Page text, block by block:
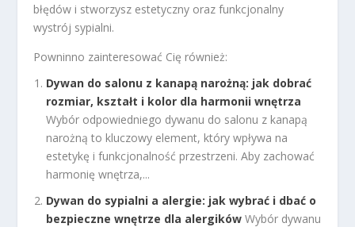
błędów i stworzysz estetyczny oraz funkcjonalny
wystrój sypialni.
Powninno zainteresować Cię również:
Dywan do salonu z kanapą narożną: jak dobrać
rozmiar, kształt i kolor dla harmonii wnętrza
Wybór odpowiedniego dywanu do salonu z kanapą
narożną to kluczowy element, który wpływa na
estetykę i funkcjonalność przestrzeni. Aby zachować
harmonię wnętrza,...
Dywan do sypialni a alergie: jak wybrać i dbać o
bezpieczne wnętrze dla alergików Wybór dywanu